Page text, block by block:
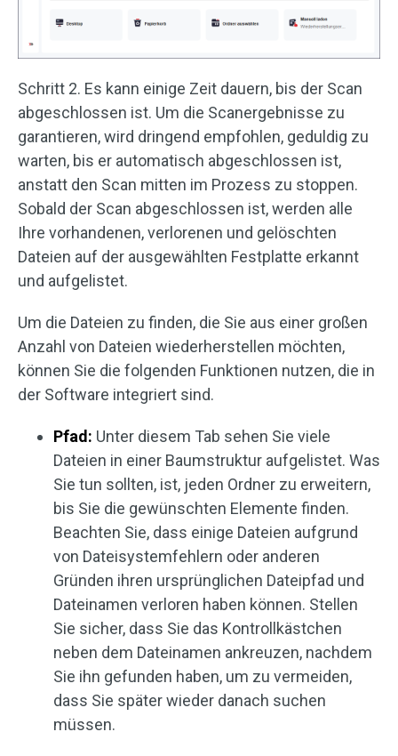
Schritt 2. Es kann einige Zeit dauern, bis der Scan
abgeschlossen ist. Um die Scanergebnisse zu
garantieren, wird dringend empfohlen, geduldig zu
warten, bis er automatisch abgeschlossen ist,
anstatt den Scan mitten im Prozess zu stoppen.
Sobald der Scan abgeschlossen ist, werden alle
Ihre vorhandenen, verlorenen und gelöschten
Dateien auf der ausgewählten Festplatte erkannt
und aufgelistet.
Um die Dateien zu finden, die Sie aus einer großen
Anzahl von Dateien wiederherstellen möchten,
können Sie die folgenden Funktionen nutzen, die in
der Software integriert sind.
Pfad: Unter diesem Tab sehen Sie viele
Dateien in einer Baumstruktur aufgelistet. Was
Sie tun sollten, ist, jeden Ordner zu erweitern,
bis Sie die gewünschten Elemente finden.
Beachten Sie, dass einige Dateien aufgrund
von Dateisystemfehlern oder anderen
Gründen ihren ursprünglichen Dateipfad und
Dateinamen verloren haben können. Stellen
Sie sicher, dass Sie das Kontrollkästchen
neben dem Dateinamen ankreuzen, nachdem
Sie ihn gefunden haben, um zu vermeiden,
dass Sie später wieder danach suchen
müssen.